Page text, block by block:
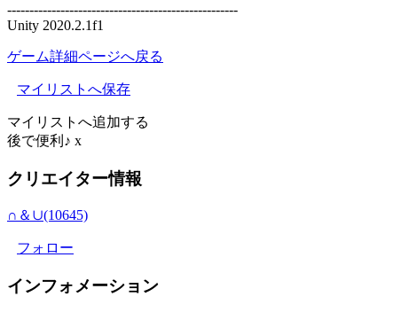
----------------------------------------------------
Unity 2020.2.1f1
ゲーム詳細ページへ戻る
マイリストへ保存
マイリストへ追加する
後で便利♪ x
クリエイター情報
∩＆∪(10645)
フォロー
インフォメーション